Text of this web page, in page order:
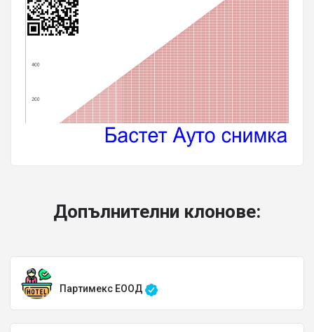
Допълнителни клонове:
Партимекс ЕООД